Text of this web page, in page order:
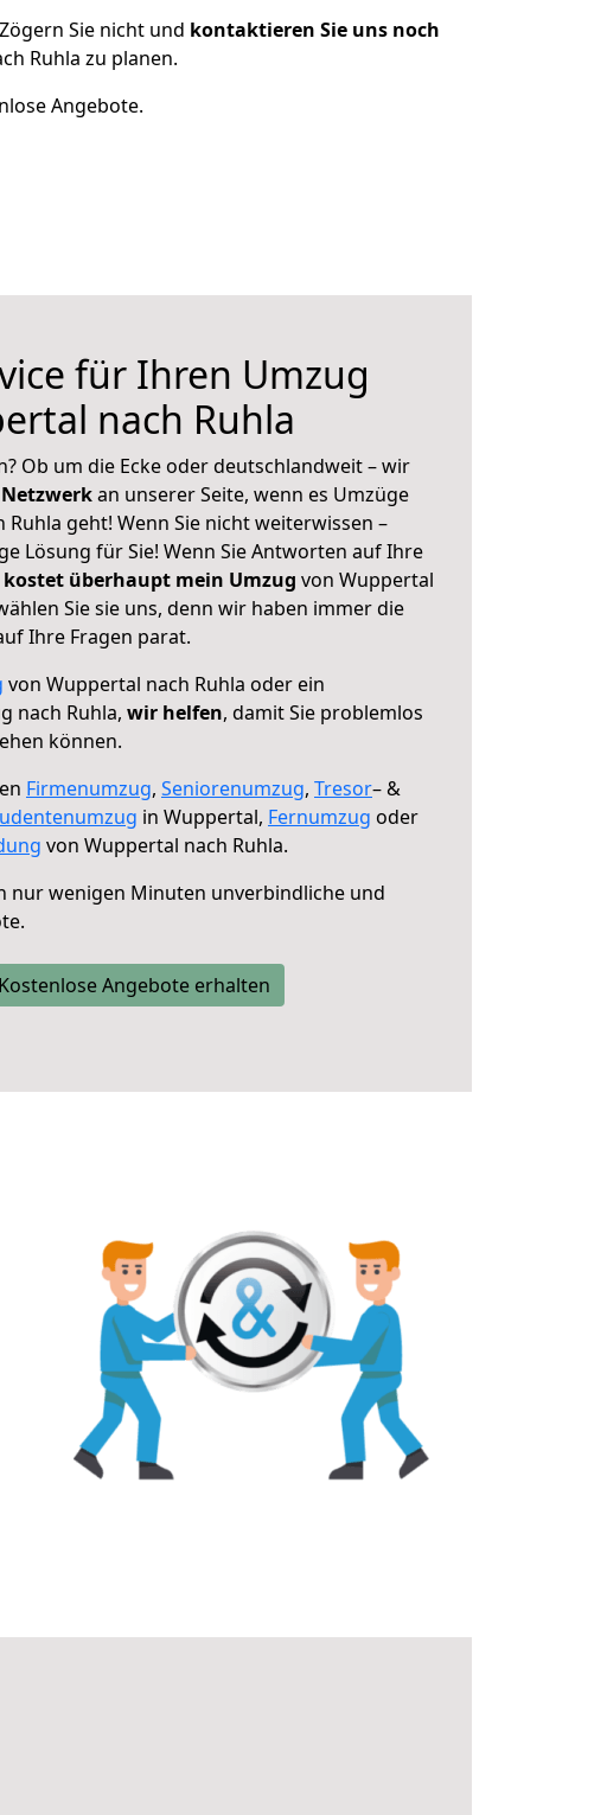
Zögern Sie nicht und kontaktieren Sie uns noch
Ruhla zu planen.
Angebote.
für Ihren Umzug
nach Ruhla
Ob um die Ecke oder deutschlandweit – wir
an unserer Seite, wenn es Umzüge
geht! Wenn Sie nicht weiterwissen –
Lösung für Sie! Wenn Sie Antworten auf Ihre
kostet überhaupt mein Umzug von Wuppertal
Sie sie uns, denn wir haben immer die
Ihre Fragen parat.
von Wuppertal nach Ruhla oder ein
nach Ruhla, wir helfen, damit Sie problemlos
können.
Firmenumzug, Seniorenumzug, Tresor– &
in Wuppertal, Fernumzug oder
von Wuppertal nach Ruhla.
nur wenigen Minuten unverbindliche und
Kostenlose Angebote erhalten